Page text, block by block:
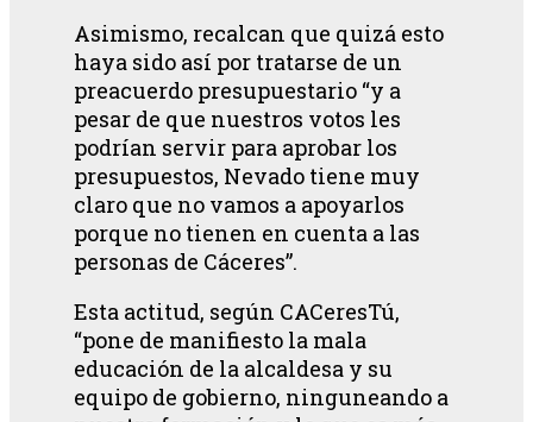
Asimismo, recalcan que quizá esto
haya sido así por tratarse de un
preacuerdo presupuestario “y a
pesar de que nuestros votos les
podrían servir para aprobar los
presupuestos, Nevado tiene muy
claro que no vamos a apoyarlos
porque no tienen en cuenta a las
personas de Cáceres”.
Esta actitud, según CACeresTú,
“pone de manifiesto la mala
educación de la alcaldesa y su
equipo de gobierno, ninguneando a